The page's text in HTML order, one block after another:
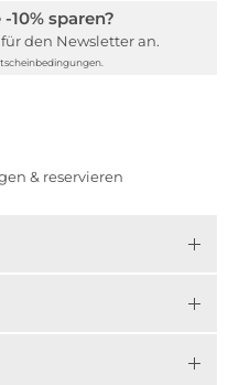
10% sparen?
für den Newsletter an.
& reservieren